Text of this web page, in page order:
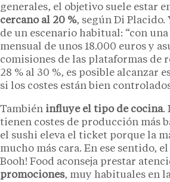
generales, el objetivo suele estar
cercano al 20 %, según Di Placido.
de un escenario habitual: “con
mensual de unos 18.000 euros y
comisiones de las plataformas de
28 % al 30 %, es posible alcanzar
si los costes están bien
También influye el tipo de cocina.
tienen costes de producción más
el sushi eleva el ticket porque la
mucho más cara. En ese sentido,
Booh! Food aconseja prestar
promociones, muy habituales en